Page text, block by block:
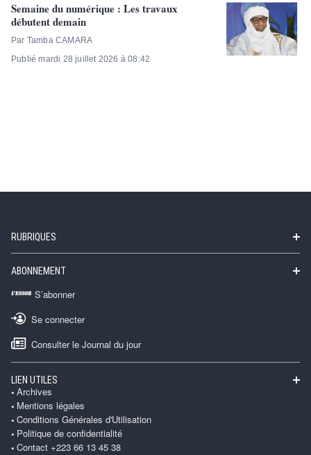
Semaine du numérique : Les travaux
débutent demain
Par Tamba CAMARA
Publié mardi 28 juillet 2026 à 08:42
RUBRIQUES
ABONNEMENT
S’abonner
Se connecter
Consulter le Journal du jour
LIEN UTILES
Archives
Mentions légales
Conditions Générales d'Utilisation
Politique de confidentialité
Contact +223 66 13 45 38